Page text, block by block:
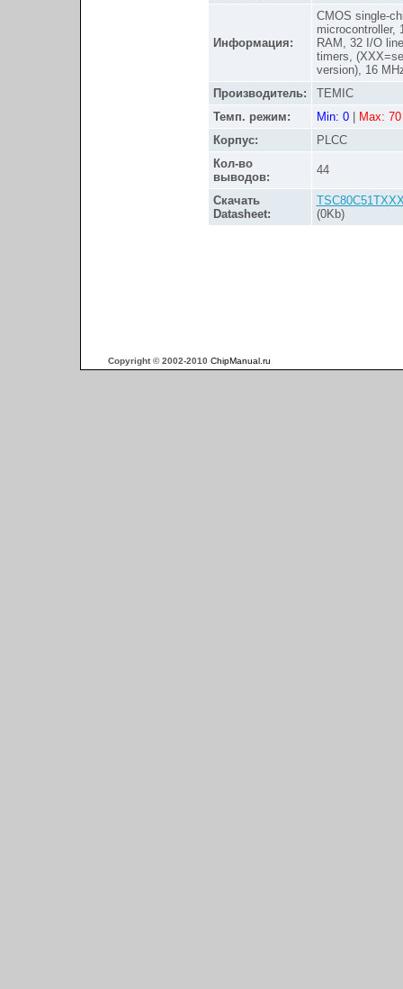
Информация:
CMOS single-
microcontroller,
RAM, 32 I/O
timers,
version), 16
Производитель:
TEMIC
Темп. режим:
Min: 0|
Max: 70
Корпус:
PLCC
Кол-во
выводов:
44
Скачать
Datasheet:
(0Kb)
Copyright © 2002-2010 ChipManual.ru